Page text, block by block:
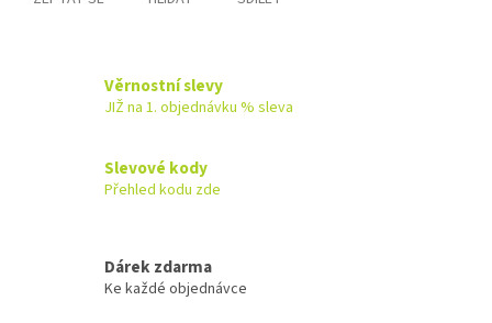
Věrnostní slevy
JIŽ na 1. objednávku % sleva
Slevové kody
Přehled kodu zde
Dárek zdarma
Ke každé objednávce